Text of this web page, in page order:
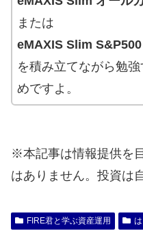
または
eMAXIS Slim S&P500
を積み立てながら勉
めですよ。
※本記事は情報提供を
はありません。投資は
FIRE君と学ぶ資産運用